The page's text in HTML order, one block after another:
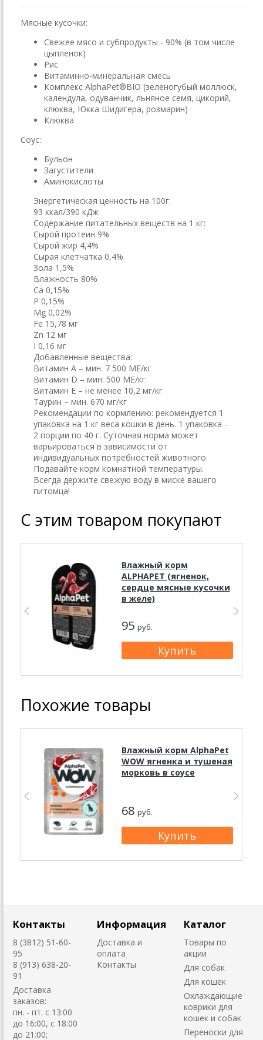
Мясные кусочки:
Свежее мясо и субпродукты - 90% (в том числе
цыпленок)
Рис
Витаминно-минеральная смесь
Комплекс AlphaPet®BIO (зеленогубый моллюск,
календула, одуванчик, льняное семя, цикорий,
клюква, Юкка Шидигера, розмарин)
Клюква
Соус:
Бульон
Загустители
Аминокислоты
Энергетическая ценность на 100г:
93 ккал/390 кДж
Содержание питательных веществ на 1 кг:
Сырой протеин 9%
Сырой жир 4,4%
Сырая клетчатка 0,4%
Зола 1,5%
Влажность 80%
Ca 0,15%
P 0,15%
Mg 0,02%
Fe 15,78 мг
Zn 12 мг
I 0,16 мг
Добавленные вещества:
Витамин А – мин. 7 500 МЕ/кг
Витамин D – мин. 500 МЕ/кг
Витамин Е – не менее 10,2 мг/кг
Таурин – мин. 670 мг/кг
Рекомендации по кормлению: рекомендуется 1
упаковка на 1 кг веса кошки в день. 1 упаковка -
2 порции по 40 г. Суточная норма может
варьироваться в зависимости от
индивидуальных потребностей животного.
Подавайте корм комнатной температуры.
Всегда держите свежую воду в миске вашего
питомца!
С этим товаром покупают
Влажный корм
ALPHAPET (ягненок,
сердце мясные кусочки
в желе)
95 руб.
Похожие товары
Влажный корм AlphaPet
WOW ягненка и тушеная
морковь в соусе
68 руб.
Контакты
8 (3812) 51-60-
95
8 (913) 638-20-
91
Доставка
заказов:
пн. - пт. с 13:00
до 16:00, с 18:00
до 21:00;
Информация
Доставка и
оплата
Контакты
Каталог
Товары по
акции
Для собак
Для кошек
Охлаждающие
коврики для
кошек и собак
Переноски для